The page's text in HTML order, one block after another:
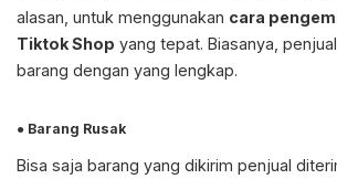
alasan, untuk menggunakan cara
Tiktok Shop yang tepat. Biasanya,
barang dengan yang lengkap.
● Barang Rusak
Bisa saja barang yang dikirim penjual